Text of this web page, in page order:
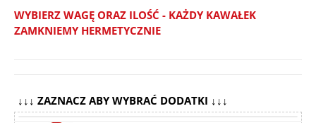
WYBIERZ WAGĘ ORAZ ILOŚĆ - KAŻDY KAWAŁEK
ZAMKNIEMY HERMETYCZNIE
↓↓↓ ZAZNACZ ABY WYBRAĆ DODATKI ↓↓↓